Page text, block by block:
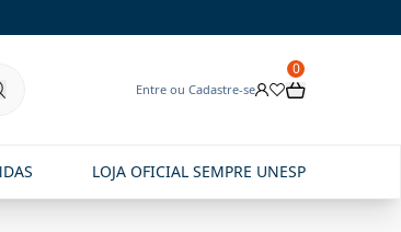
Entre ou Cadastre-se
0
LOJA OFICIAL SEMPRE UNESP